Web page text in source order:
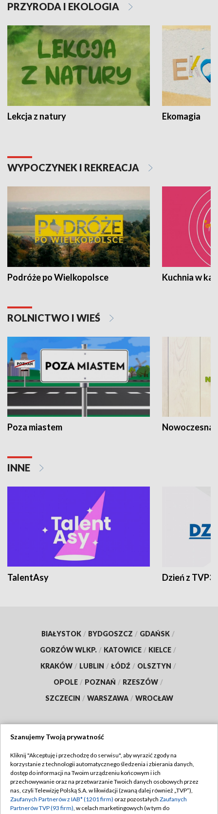
PRZYRODA I EKOLOGIA
Lekcja z natury Ekomagia
WYPOCZYNEK I REKREACJA
Podróże po Wielkopolsce Kuchnia w
ROLNICTWO I WIEŚ
Poza miastem Nowoczesna
INNE
TalentAsy Dzień z TVP3
BIAŁYSTOK / BYDGOSZCZ / GDAŃSK /
GORZÓW WLKP. / KATOWICE / KIELCE /
KRAKÓW / LUBLIN / ŁÓDŹ / OLSZTYN /
OPOLE / POZNAŃ / RZESZÓW /
SZCZECIN / WARSZAWA / WROCŁAW
TVP
Abonament TVP
Emisja w TVP
Regulamin TVP
Polityka prywatności
Szanujemy Twoją prywatność
Kliknij "Akceptuję i przechodzę do serwisu", aby wyrazić zgody na
korzystanie z technologii automatycznego śledzenia i zbierania danych,
dostęp do informacji na Twoim urządzeniu końcowym i ich
przechowywanie oraz na przetwarzanie Twoich danych osobowych przez
nas, czyli Telewizję Polską S.A. w likwidacji (zwaną dalej również „TVP”),
Zaufanych Partnerów z IAB* (1201 firm) oraz pozostałych Zaufanych
Partnerów TVP (93 firm), w celach marketingowych (w tym do